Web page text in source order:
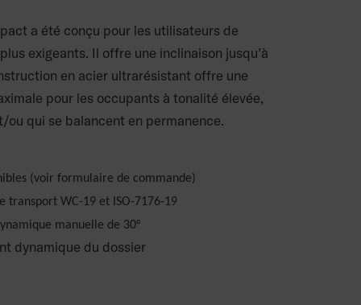
a été conçu pour les utilisateurs de
exigeants. Il offre une inclinaison jusqu’à
en acier ultrarésistant offre une
pour les occupants à tonalité élevée,
ou qui se balancent en permanence.
(voir formulaire de commande)
transport WC-19 et ISO-7176-19
manuelle de 30°
dynamique du dossier